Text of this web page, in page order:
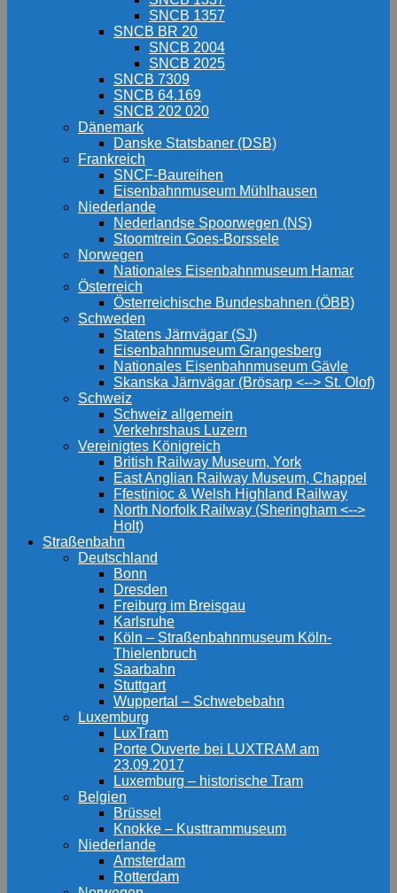
SNCB 1357
SNCB BR 20
SNCB 2004
SNCB 2025
SNCB 7309
SNCB 64.169
SNCB 202 020
Dänemark
Danske Statsbaner (DSB)
Frankreich
SNCF-Baureihen
Eisenbahnmuseum Mühlhausen
Niederlande
Nederlandse Spoorwegen (NS)
Stoomtrein Goes-Borssele
Norwegen
Nationales Eisenbahnmuseum Hamar
Österreich
Österreichische Bundesbahnen (ÖBB)
Schweden
Statens Järnvägar (SJ)
Eisenbahnmuseum Grangesberg
Nationales Eisenbahnmuseum Gävle
Skanska Järnvägar (Brösarp <--> St. Olof)
Schweiz
Schweiz allgemein
Verkehrshaus Luzern
Vereinigtes Königreich
British Railway Museum, York
East Anglian Railway Museum, Chappel
Ffestinioc & Welsh Highland Railway
North Norfolk Railway (Sheringham <-->
Holt)
Straßenbahn
Deutschland
Bonn
Dresden
Freiburg im Breisgau
Karlsruhe
Köln – Straßenbahnmuseum Köln-
Thielenbruch
Saarbahn
Stuttgart
Wuppertal – Schwebebahn
Luxemburg
LuxTram
Porte Ouverte bei LUXTRAM am
23.09.2017
Luxemburg – historische Tram
Belgien
Brüssel
Knokke – Kusttrammuseum
Niederlande
Amsterdam
Rotterdam